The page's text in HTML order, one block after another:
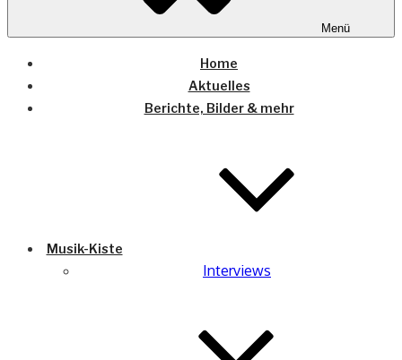
Menü
Home
Aktuelles
Berichte, Bilder & mehr
Musik-Kiste
Interviews